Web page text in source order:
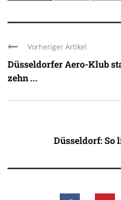
Vorheriger Artikel
Düsseldorfer Aero-Klub
zehn ...
Düsseldorf: So